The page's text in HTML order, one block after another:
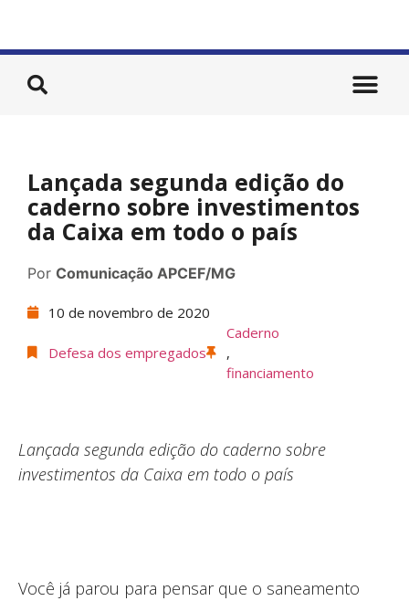
Lançada segunda edição do
caderno sobre investimentos
da Caixa em todo o país
Por Comunicação APCEF/MG
10 de novembro de 2020
Defesa dos empregados
Caderno
,
financiamento
Lançada segunda edição do caderno sobre
investimentos da Caixa em todo o país
Você já parou para pensar que o saneamento